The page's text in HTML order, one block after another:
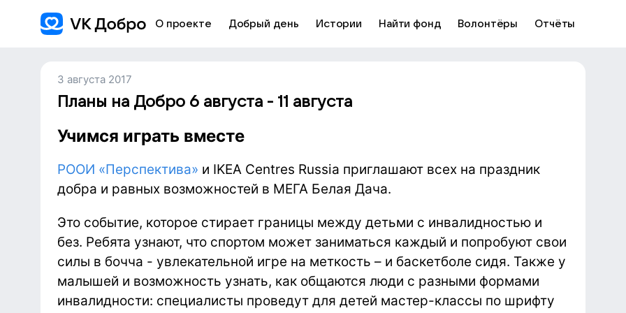
О проекте Добрый день Истории Найти фонд Волонтёры Отчёты
3 августа 2017
Планы на Добро 6 августа - 11 августа
Учимся играть вместе
РООИ «Перспектива» и IKEA Centres Russia приглашают всех на праздник
добра и равных возможностей в МЕГА Белая Дача.
Это событие, которое стирает границы между детьми с инвалидностью и
без. Ребята узнают, что спортом может заниматься каждый и попробуют свои
силы в бочча - увлекательной игре на меткость – и баскетболе сидя. Также у
малышей и возможность узнать, как общаются люди с разными формами
инвалидности: специалисты проведут для детей мастер-классы по шрифту